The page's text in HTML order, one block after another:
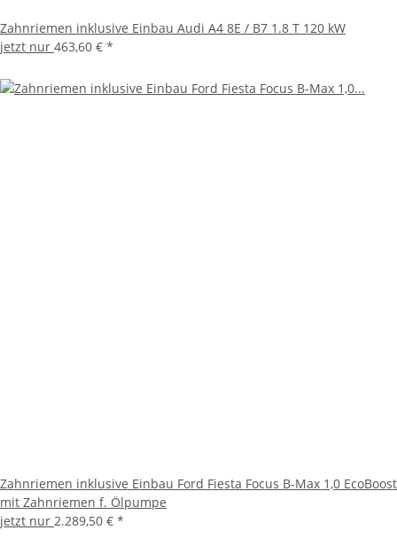
Zahnriemen inklusive Einbau Audi A4 8E / B7 1.8 T 120 kW
jetzt nur 463,60 € *
Zahnriemen inklusive Einbau Ford Fiesta Focus B-Max 1,0 EcoBoost
mit Zahnriemen f. Ölpumpe
jetzt nur 2.289,50 € *